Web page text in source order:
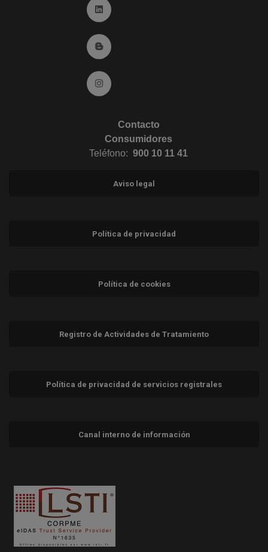
Ir a Linkedin (abre en ventana nueva)
Ir al Blog (abre en ventana nueva)
Ir a Instagram (abre en ventana nueva)
Contacto
Consumidores
Teléfono: 900 10 11 41
Aviso legal
Política de privacidad
Política de cookies
Registro de Actividades de Tratamiento
Política de privacidad de servicios registrales
Canal interno de información